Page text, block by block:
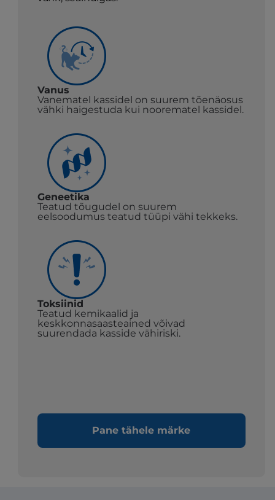
Vanus
Vanematel kassidel on suurem tõenäosus
vähki haigestuda kui noorematel kassidel.
Geneetika
Teatud tõugudel on suurem
eelsoodumus teatud tüüpi vähi tekkeks.
Toksiinid
Teatud kemikaalid ja
keskkonnasaasteained võivad
suurendada kasside vähiriski.
Pane tähele märke